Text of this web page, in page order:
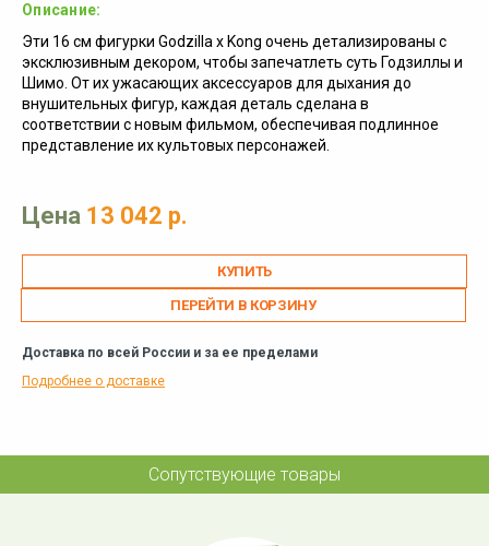
Описание:
Эти 16 см фигурки Godzilla x Kong очень детализированы с
эксклюзивным декором, чтобы запечатлеть суть Годзиллы и
Шимо. От их ужасающих аксессуаров для дыхания до
внушительных фигур, каждая деталь сделана в
соответствии с новым фильмом, обеспечивая подлинное
представление их культовых персонажей.
Цена 13 042 р.
ПЕРЕЙТИ В КОРЗИНУ
Доставка по всей России и за ее пределами
Подробнее о доставке
Сопутствующие товары